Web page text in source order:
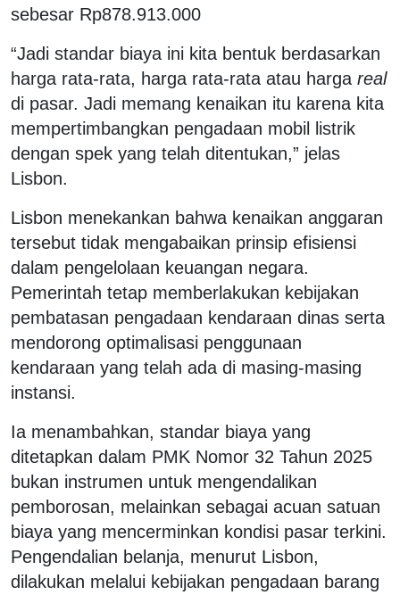
sebesar Rp878.913.000
“Jadi standar biaya ini kita bentuk berdasarkan
harga rata-rata, harga rata-rata atau harga real
di pasar. Jadi memang kenaikan itu karena kita
mempertimbangkan pengadaan mobil listrik
dengan spek yang telah ditentukan,” jelas
Lisbon.
Lisbon menekankan bahwa kenaikan anggaran
tersebut tidak mengabaikan prinsip efisiensi
dalam pengelolaan keuangan negara.
Pemerintah tetap memberlakukan kebijakan
pembatasan pengadaan kendaraan dinas serta
mendorong optimalisasi penggunaan
kendaraan yang telah ada di masing-masing
instansi.
Ia menambahkan, standar biaya yang
ditetapkan dalam PMK Nomor 32 Tahun 2025
bukan instrumen untuk mengendalikan
pemborosan, melainkan sebagai acuan satuan
biaya yang mencerminkan kondisi pasar terkini.
Pengendalian belanja, menurut Lisbon,
dilakukan melalui kebijakan pengadaan barang